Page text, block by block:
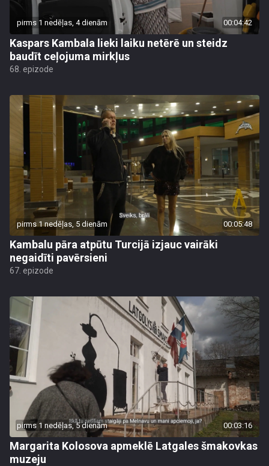
pirms 1 nedēļas, 4 dienām 00:04:42
Kaspars Kambala lieki laiku netērē un steidz
baudīt ceļojuma mirkļus
68. epizode
pirms 1 nedēļas, 5 dienām 00:05:48
Kambalu pāra atpūtu Turcijā izjauc vairāki
negaidīti pavērsieni
67. epizode
pirms 1 nedēļas, 5 dienām 00:03:16
Margarita Kolosova apmeklē Latgales šmakovkas
muzeju